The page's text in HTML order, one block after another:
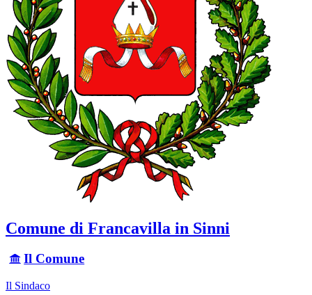
Comune di Francavilla in Sinni
Il Comune
Il Sindaco